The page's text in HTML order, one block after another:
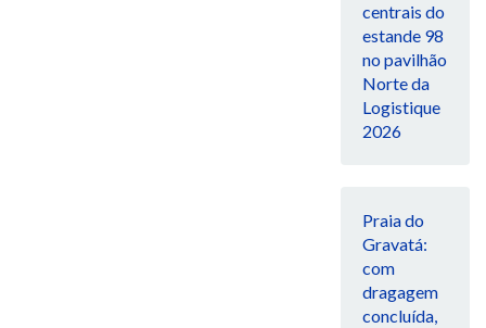
centrais do
estande 98
no pavilhão
Norte da
Logistique
2026
Praia do
Gravatá:
com
dragagem
concluída,